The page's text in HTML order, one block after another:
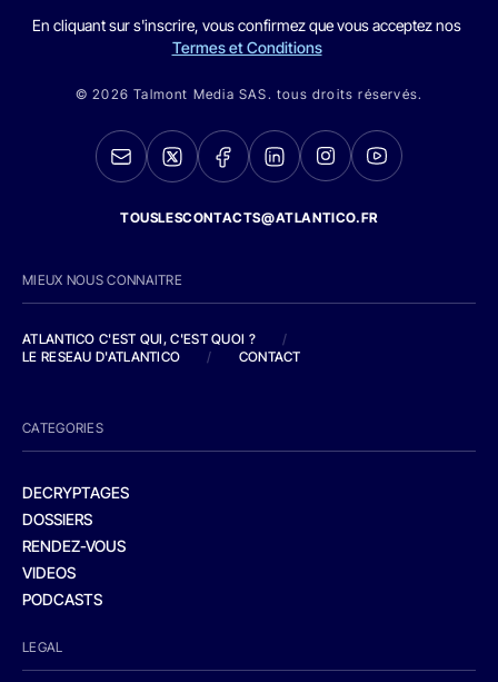
En cliquant sur s'inscrire, vous confirmez que vous acceptez nos
Termes et Conditions
© 2026 Talmont Media SAS. tous droits réservés.
TOUSLESCONTACTS@ATLANTICO.FR
MIEUX NOUS CONNAITRE
ATLANTICO C'EST QUI, C'EST QUOI ?
/
LE RESEAU D'ATLANTICO
/ CONTACT
CATEGORIES
DECRYPTAGES
DOSSIERS
RENDEZ-VOUS
VIDEOS
PODCASTS
LEGAL